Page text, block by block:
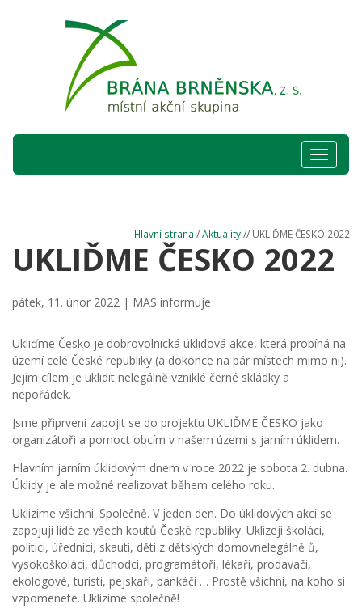
Hlavní
nabídka
Hlavní strana /Aktuality// UKLIĎME ČESKO 2022
UKLIĎME ČESKO 2022
pátek, 11. únor 2022 | MAS informuje
Ukliďme Česko je dobrovolnická úklidová akce, která probíhá na
území celé České republiky (a dokonce na pár místech mimo ni).
Jejím cílem je uklidit nelegálně vzniklé černé skládky a
nepořádek.
Jsme připrveni zapojit se do projektu UKLIĎME ČESKO jako
organizátoři a pomoct obcím v našem územi s jarním úklidem.
Hlavním jarním úklidovým dnem v roce 2022 je sobota 2. dubna.
Úklidy je ale možné realizovat během celého roku.
Uklízíme všichni. Společně. V jeden den. Do úklidových akcí se
zapojují lidé ze všech koutů České republiky. Uklízejí školáci,
politici, úředníci, skauti, děti z dětských domovnelegálně ů,
vysokoškoláci, důchodci, programátoři, lékaři, prodavači,
ekologové, turisti, pejskaři, pankáči … Prostě všichni, na koho si
vzpomenete. Uklízíme společně!